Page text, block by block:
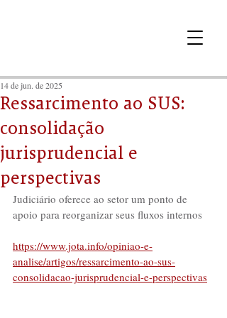
Ressarcimento ao SUS:
consolidação
jurisprudencial e
perspectivas
14 de jun. de 2025
Judiciário oferece ao setor um ponto de
apoio para reorganizar seus fluxos internos
https://www.jota.info/opiniao-e-
analise/artigos/ressarcimento-ao-sus-
consolidacao-jurisprudencial-e-perspectivas